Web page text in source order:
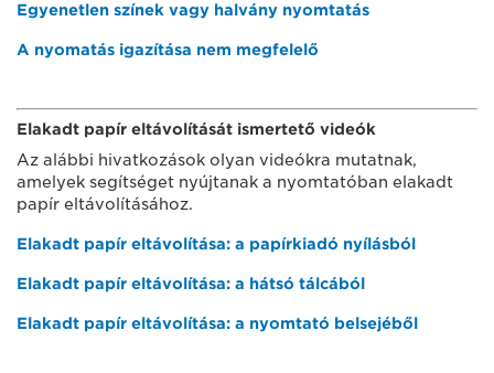
Egyenetlen színek vagy halvány nyomtatás
A nyomatás igazítása nem megfelelő
Elakadt papír eltávolítását ismertető videók
Az alábbi hivatkozások olyan videókra mutatnak,
amelyek segítséget nyújtanak a nyomtatóban elakadt
papír eltávolításához.
Elakadt papír eltávolítása: a papírkiadó nyílásból
Elakadt papír eltávolítása: a hátsó tálcából
Elakadt papír eltávolítása: a nyomtató belsejéből